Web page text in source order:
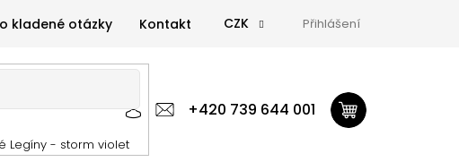
kladené otázky Kontakt CZK Přihlášení
+420 739 644 001
výživa Zdravá výživa Doplňky GymTime Magazín
výživa Doplňky
Legíny - storm violet